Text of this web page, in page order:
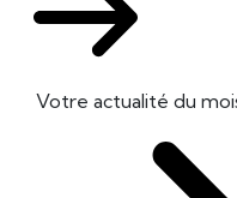
Votre actualité du